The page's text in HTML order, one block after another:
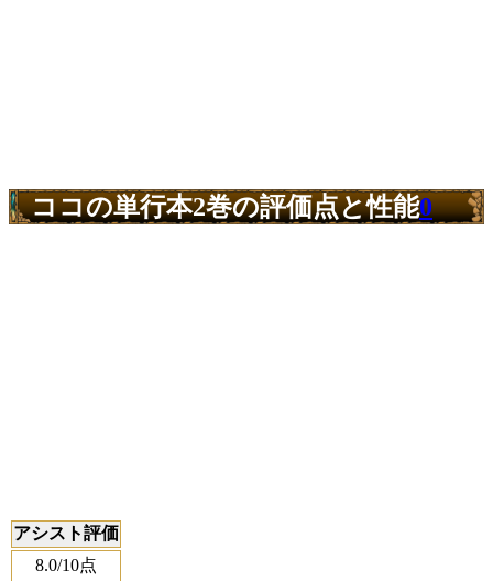
ココの単行本2巻の評価点と性能0
アシスト評価
8.0/10点